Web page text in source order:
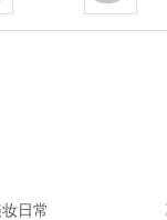
日常